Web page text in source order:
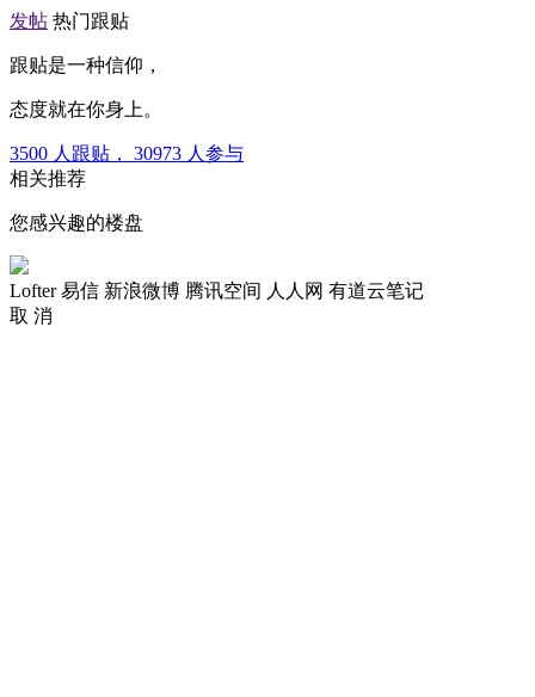
发帖 热门跟贴
跟贴是一种信仰，
态度就在你身上。
3500 人跟贴， 30973 人参与
相关推荐
您感兴趣的楼盘
Lofter 易信 新浪微博 腾讯空间 人人网 有道云笔记
取 消